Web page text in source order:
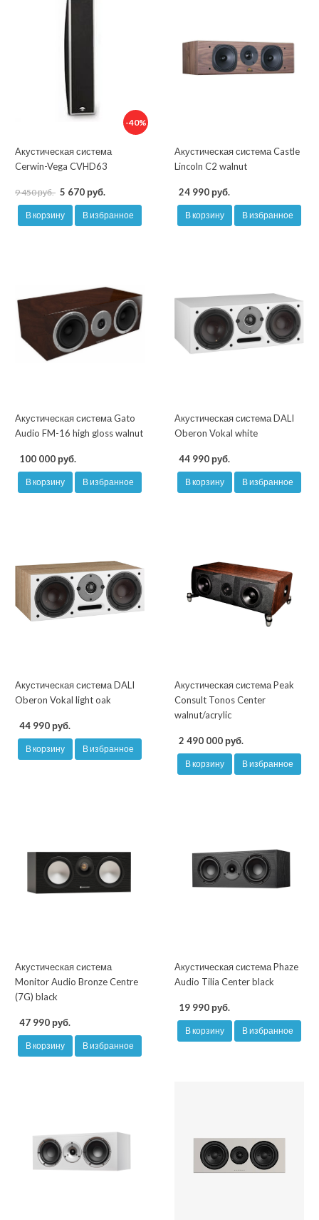
-40%
Акустическая система
Cerwin-Vega CVHD63
9 450 руб. 5 670 руб.
В корзину В избранное
Акустическая система Castle
Lincoln C2 walnut
24 990 руб.
В корзину В избранное
Акустическая система Gato
Audio FM-16 high gloss walnut
100 000 руб.
В корзину В избранное
Акустическая система DALI
Oberon Vokal white
44 990 руб.
В корзину В избранное
Акустическая система DALI
Oberon Vokal light oak
44 990 руб.
В корзину В избранное
Акустическая система Peak
Consult Tonos Center
walnut/acrylic
2 490 000 руб.
В корзину В избранное
Акустическая система
Monitor Audio Bronze Centre
(7G) black
47 990 руб.
В корзину В избранное
Акустическая система Phaze
Audio Tilia Center black
19 990 руб.
В корзину В избранное